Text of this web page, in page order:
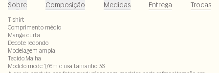
Sobre Composição Medidas Entrega Trocas
T-shirt
Comprimento médio
Manga curta
Decote redondo
Modelagem ampla
Tecido:Malha
Modelo mede 1,76m e usa tamanho 36